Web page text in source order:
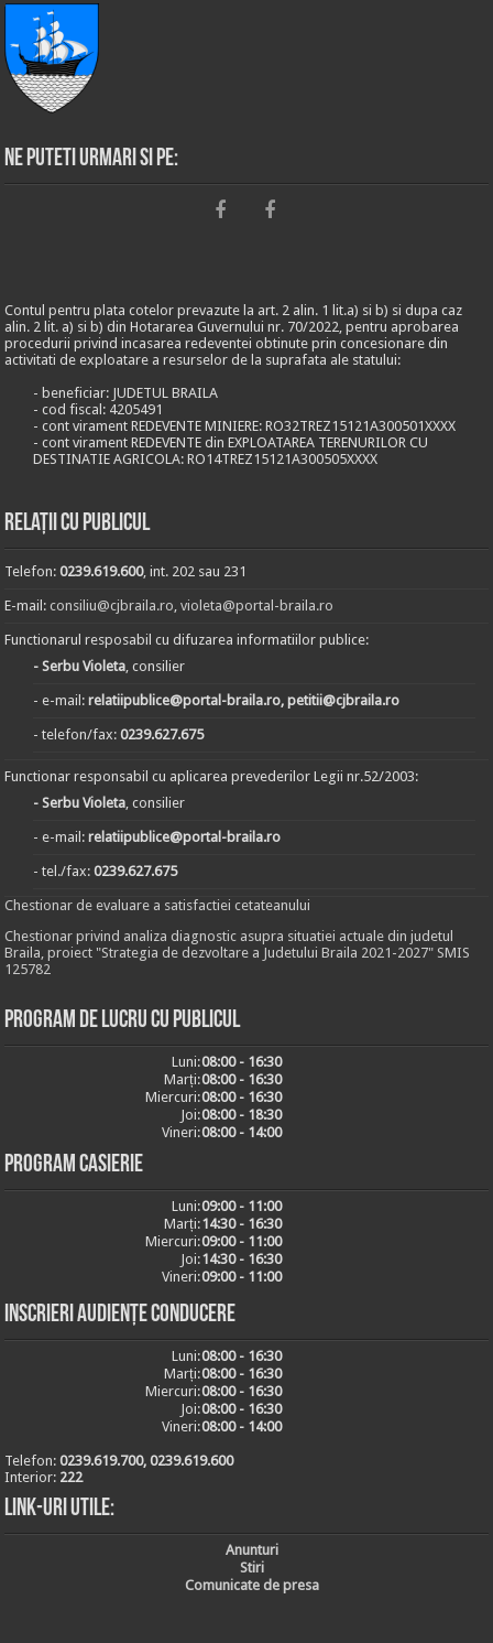
Ne puteti urmari si pe:
Contul pentru plata cotelor prevazute la art. 2 alin. 1 lit.a) si b) si dupa caz
alin. 2 lit. a) si b) din Hotararea Guvernului nr. 70/2022, pentru aprobarea
procedurii privind incasarea redeventei obtinute prin concesionare din
activitati de exploatare a resurselor de la suprafata ale statului:
- beneficiar: JUDETUL BRAILA
- cod fiscal: 4205491
- cont virament REDEVENTE MINIERE: RO32TREZ15121A300501XXXX
- cont virament REDEVENTE din EXPLOATAREA TERENURILOR CU
DESTINATIE AGRICOLA: RO14TREZ15121A300505XXXX
Relații cu publicul
Telefon:0239.619.600, int. 202 sau 231
E-mail:consiliu@cjbraila.ro,violeta@portal-braila.ro
Functionarul resposabil cu difuzarea informatiilor publice:
- Serbu Violeta, consilier
- e-mail:relatiipublice@portal-braila.ro, petitii@cjbraila.ro
- telefon/fax:0239.627.675
Functionar responsabil cu aplicarea prevederilor Legii nr.52/2003:
- Serbu Violeta, consilier
- e-mail:relatiipublice@portal-braila.ro
- tel./fax:0239.627.675
Chestionar de evaluare a satisfactiei cetateanului
Chestionar privind analiza diagnostic asupra situatiei actuale din judetul
Braila, proiect "Strategia de dezvoltare a Judetului Braila 2021-2027" SMIS
125782
Program de lucru cu publicul
Luni:08:00 - 16:30
Marți:08:00 - 16:30
Miercuri:08:00 - 16:30
Joi:08:00 - 18:30
Vineri:08:00 - 14:00
Program casierie
Luni:09:00 - 11:00
Marți:14:30 - 16:30
Miercuri:09:00 - 11:00
Joi:14:30 - 16:30
Vineri:09:00 - 11:00
Inscrieri audiențe conducere
Luni:08:00 - 16:30
Marți:08:00 - 16:30
Miercuri:08:00 - 16:30
Joi:08:00 - 16:30
Vineri:08:00 - 14:00
Telefon:0239.619.700, 0239.619.600
Interior: 222
Link-uri utile:
Anunturi
Stiri
Comunicate de presa